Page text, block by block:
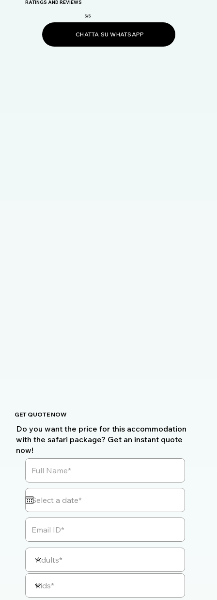
RATINGS AND REVIEWS
5/5
CHATTA SU WHATSAPP
GET QUOTE NOW
Do you want the price for this accommodation
with the safari package? Get an instant quote
now!